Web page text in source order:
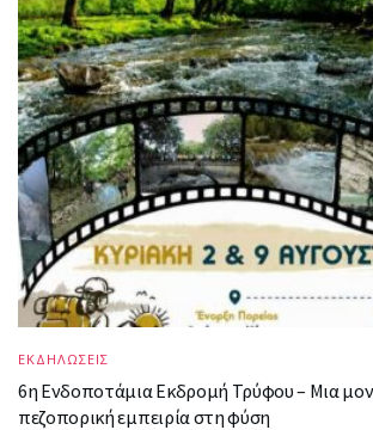
ΕΚΔΗΛΩΣΕΙΣ
6η Ενδοποτάμια Εκδρομή Τρύφου – Μια
πεζοπορική εμπειρία στη φύση